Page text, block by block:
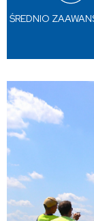
ŚREDNIO